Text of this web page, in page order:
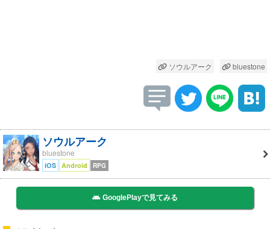
ソウルアーク bluestone
ソウルアーク
bluestone
iOS Android RPG
GooglePlayで見てみる